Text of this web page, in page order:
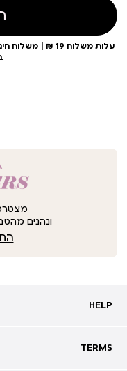
ונהנים
HELP
HELP
שאלות ותשובות
TERMS
TERMS